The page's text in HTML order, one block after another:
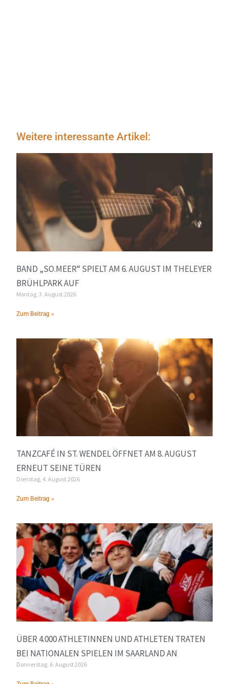
Weitere interessante Artikel:
BAND „SO.MEER“ SPIELT AM 6. AUGUST IM THELEYER
BRÜHLPARK AUF
Montag, 3. August 2026
Zum Beitrag »
TANZCAFÉ IN ST. WENDEL ÖFFNET AM 8. AUGUST
ERNEUT SEINE TÜREN
Dienstag, 4. August 2026
Zum Beitrag »
ÜBER 4.000 ATHLETINNEN UND ATHLETEN TRATEN
BEI NATIONALEN SPIELEN IM SAARLAND AN
Donnerstag, 6. August 2026